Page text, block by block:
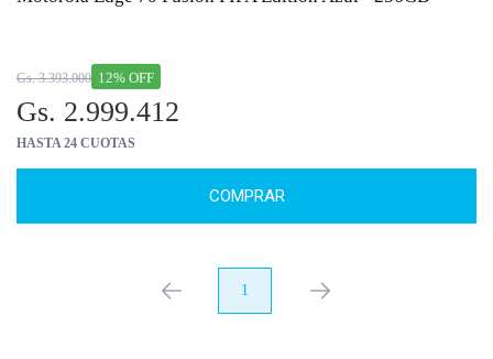
12% OFF
Gs. 3.393.000
Gs. 2.999.412
HASTA 24 CUOTAS
COMPRAR
anterior 1 próximo